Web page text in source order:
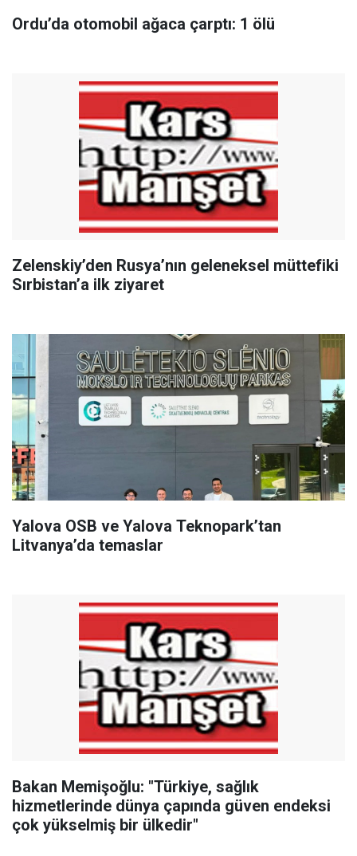
Ordu’da otomobil ağaca çarptı: 1 ölü
Zelenskiy’den Rusya’nın geleneksel müttefiki
Sırbistan’a ilk ziyaret
Yalova OSB ve Yalova Teknopark’tan
Litvanya’da temaslar
Bakan Memişoğlu: "Türkiye, sağlık
hizmetlerinde dünya çapında güven endeksi
çok yükselmiş bir ülkedir"